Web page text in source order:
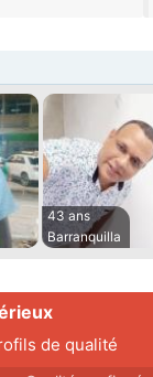
43 ans
Barranquilla
de qualité